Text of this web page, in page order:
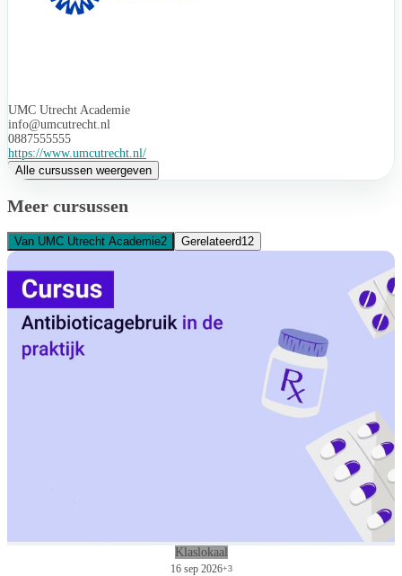
UMC Utrecht Academie
info@umcutrecht.nl
0887555555
https://www.umcutrecht.nl/
Alle cursussen weergeven
Meer cursussen
Van UMC Utrecht Academie2 Gerelateerd12
Klaslokaal
16 sep 2026+3